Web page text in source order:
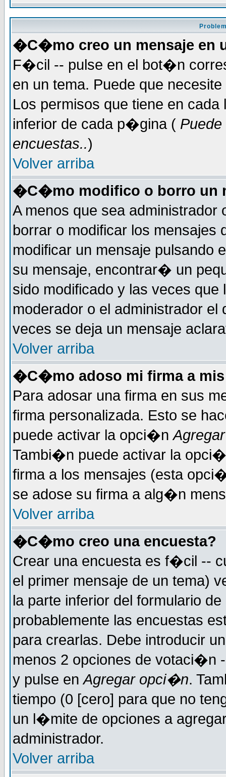
�C�mo creo un mensaje en
F�cil -- pulse en el bot�n
en un tema. Puede que
Los permisos que tiene en
inferior de cada p�gina (
encuestas..)
Volver arriba
�C�mo modifico o borro un
A menos que sea
borrar o modificar los mensajes
modificar un mensaje pulsando
su mensaje, encontrar� un
sido modificado y las veces
moderador o el administrador
veces se deja un mensaje
Volver arriba
�C�mo adoso mi firma a mis
Para adosar una firma en sus
firma personalizada. Esto se
puede activar la opci�n
Tambi�n puede activar la
firma a los mensajes (esta
se adose su firma a alg�n
Volver arriba
�C�mo creo una encuesta?
Crear una encuesta es f�cil --
el primer mensaje de un
la parte inferior del formulario
probablemente las encuestas
para crearlas. Debe introducir
menos 2 opciones de votaci�n
y pulse enAgregar opci�n.
tiempo (0 [cero] para que no
un l�mite de opciones a
administrador.
Volver arriba